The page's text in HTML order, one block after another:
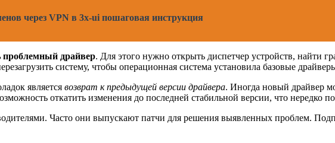
через VPN в 3x-ui пошаговая инструкция
проблемный драйвер. Для этого нужно открыть диспетчер устройств, найти
систему, чтобы операционная система установила базовые
является возврат к предыдущей версии драйвера. Иногда новый драйвер
откатить изменения до последней стабильной версии, что нередко
Часто они выпускают патчи для решения выявленных проблем.